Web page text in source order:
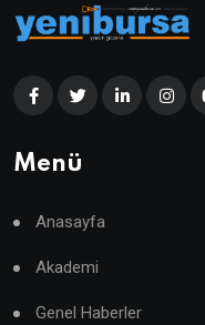
Menü
Anasayfa
Akademi
Genel Haberler